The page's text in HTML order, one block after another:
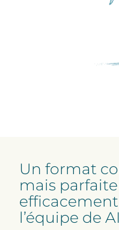
Un format
mais
l’équipe de